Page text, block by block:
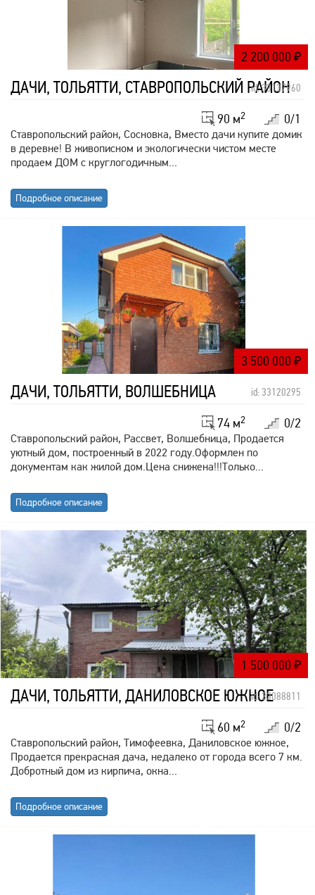
2 200 000 ₽
ДАЧИ, ТОЛЬЯТТИ, СТАВРОПОЛЬСКИЙ РАЙОН
id: 33137960
0/1
90 м2
Ставропольский район, Сосновка, Вместо дачи купите домик
в деревне! В живописном и экологически чистом месте
продаем ДОМ с круглогодичным...
Подробное описание
3 500 000 ₽
ДАЧИ, ТОЛЬЯТТИ, ВОЛШЕБНИЦА id: 33120295
0/2
74 м2
Ставропольский район, Рассвет, Волшебница, Продается
уютный дом, построенный в 2022 году.Оформлен по
документам как жилой дом.Цена снижена!!!Только...
Подробное описание
1 500 000 ₽
ДАЧИ, ТОЛЬЯТТИ, ДАНИЛОВСКОЕ ЮЖНОЕid: 33088811
0/2
60 м2
Ставропольский район, Тимофеевка, Даниловское южное,
Продается прекрасная дача, недалеко от города всего 7 км.
Добротный дом из кирпича, окна...
Подробное описание